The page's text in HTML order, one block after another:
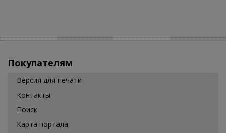
Покупателям
Версия для печати
Контакты
Поиск
Карта портала